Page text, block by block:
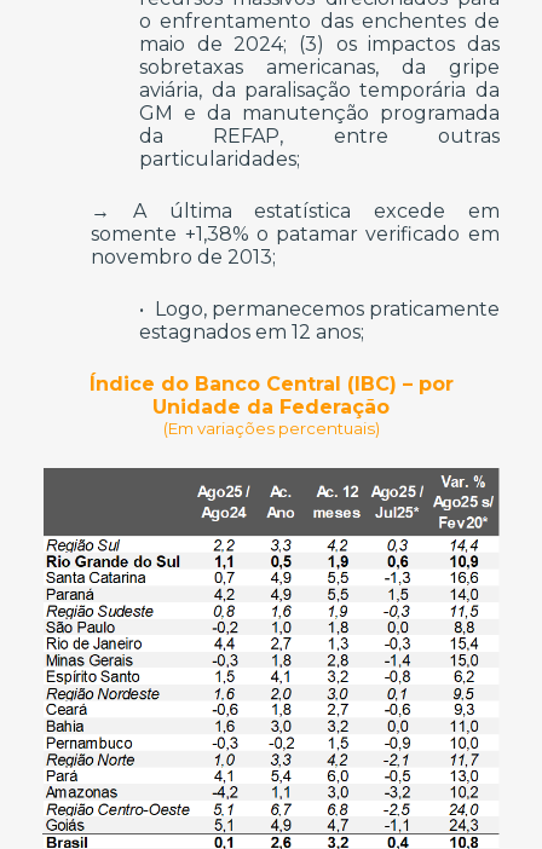
o enfrentamento das enchentes de
maio de 2024; (3) os impactos das
sobretaxas americanas, da gripe
aviária, da paralisação temporária da
GM e da manutenção programada
da REFAP, entre outras
particularidades;
→ A última estatística excede em
somente +1,38% o patamar verificado em
novembro de 2013;
• Logo, permanecemos praticamente
estagnados em 12 anos;
Índice do Banco Central (IBC) – por
Unidade da Federação
(Em variações percentuais)